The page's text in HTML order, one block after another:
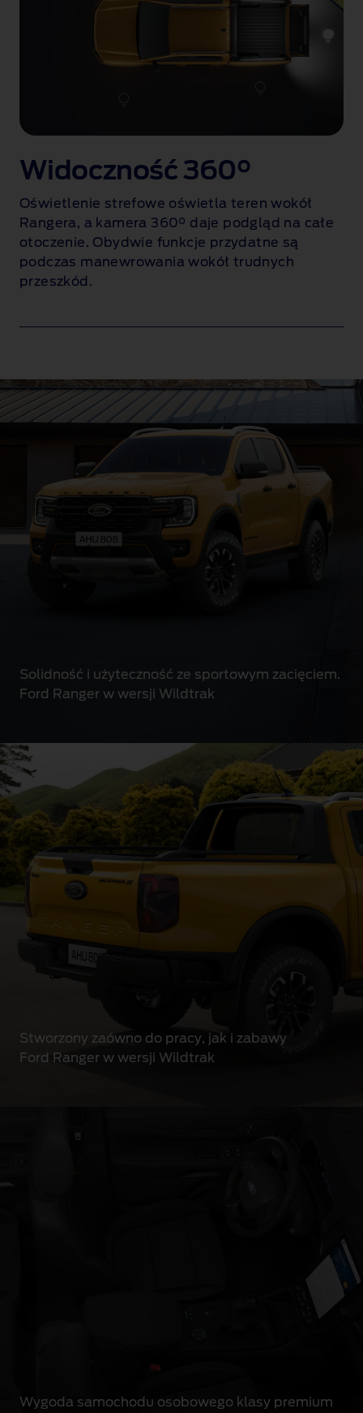
Widoczność 360°
Oświetlenie strefowe oświetla teren wokół
Rangera, a kamera 360° daje podgląd na całe
otoczenie. Obydwie funkcje przydatne są
podczas manewrowania wokół trudnych
przeszkód.
Solidność i użyteczność ze sportowym zacięciem.
Ford Ranger w wersji Wildtrak
Stworzony zaówno do pracy, jak i zabawy
Ford Ranger w wersji Wildtrak
Wygoda samochodu osobowego klasy premium